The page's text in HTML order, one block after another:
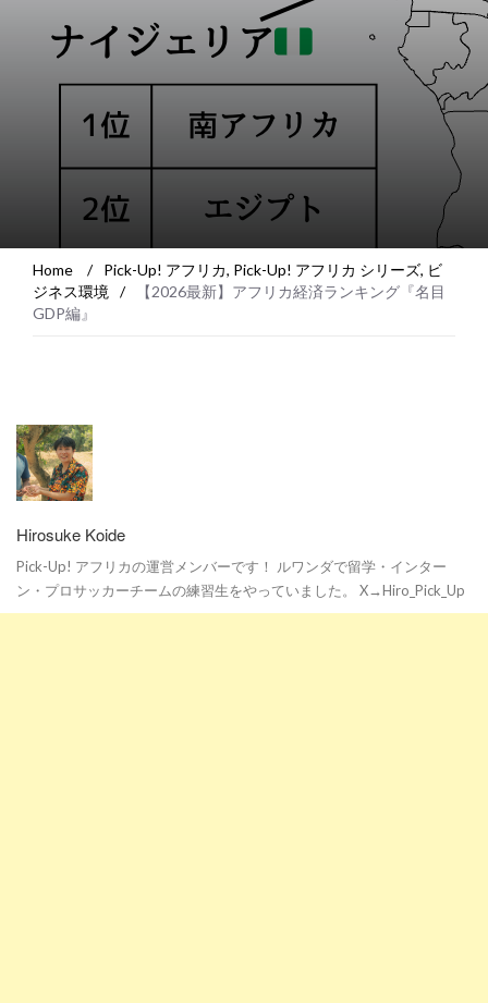
Home / Pick-Up! アフリカ, Pick-Up! アフリカ シリーズ, ビ
ジネス環境
/
【2026最新】アフリカ経済ランキング『名目
GDP編』
Hirosuke Koide
Pick-Up! アフリカの運営メンバーです！ ルワンダで留学・インター
ン・プロサッカーチームの練習生をやっていました。 X→Hiro_Pick_Up